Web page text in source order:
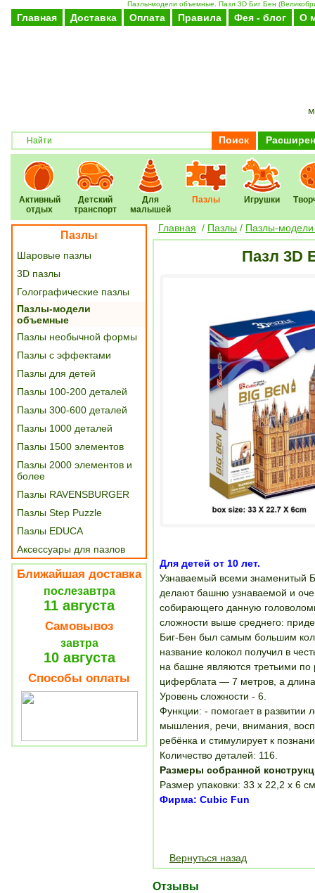
Пазлы-модели объемные. Пазл 3D Биг Бен
Главная Доставка Оплата Правила Фея - блог О
Поиск
Активный
отдых
Детский
транспорт
Для
малышей
Пазлы Игрушки
Пазлы
Шаровые пазлы
3D пазлы
Голографические пазлы
Пазлы-модели
объемные
Пазлы необычной формы
Пазлы с эффектами
Пазлы для детей
Пазлы 100-200 деталей
Пазлы 300-600 деталей
Пазлы 1000 деталей
Пазлы 1500 элементов
Пазлы 2000 элементов и
более
Пазлы RAVENSBURGER
Пазлы Step Puzzle
Пазлы EDUCA
Аксессуары для пазлов
Ближайшая доставка
послезавтра
11 августа
Самовывоз
завтра
10 августа
Способы оплаты
Главная / Пазлы / Пазлы-
Пазл 3D
Для детей от 10 лет.
Узнаваемый всеми знаменитый
делают башню узнаваемой и
собирающего данную
сложности выше среднего:
Биг-Бен был самым большим
название колокол получил в
на башне являются третьими
циферблата — 7 метров, а
Уровень сложности - 6.
Функции: - помогает в развитии
мышления, речи, внимания,
ребёнка и стимулирует к
Количество деталей: 116.
Размеры собранной
Размер упаковки: 33 х 22,2 х 6
Фирма: Cubic Fun
Вернуться назад
Отзывы